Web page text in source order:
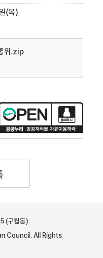
(목)
위.zip
(구월동)
Council. All Rights